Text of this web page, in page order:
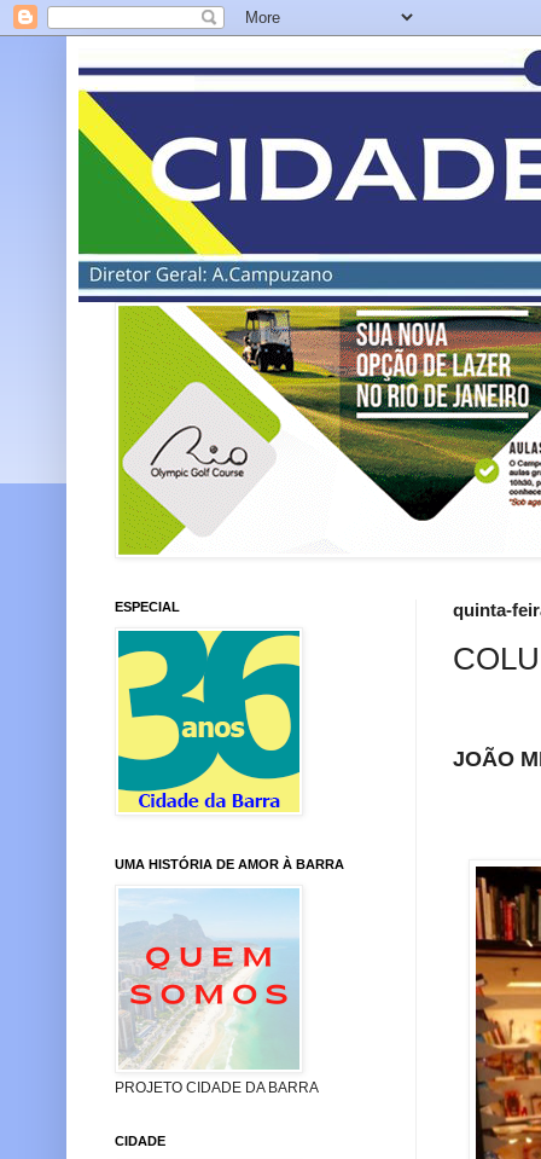
quinta-
JOÃO
ESPECIAL
UMA HISTÓRIA DE AMOR À BARRA
PROJETO CIDADE DA BARRA
CIDADE